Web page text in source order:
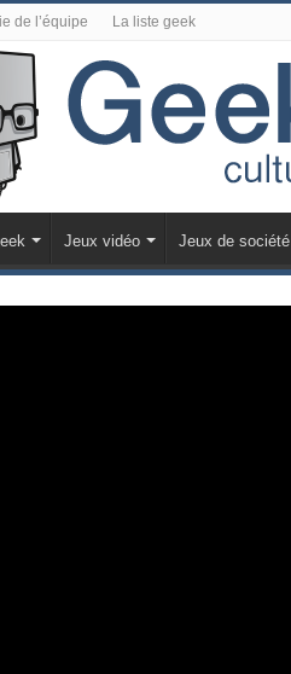
de l’équipe La liste geek
Jeux vidéo Jeux de société